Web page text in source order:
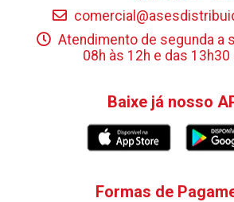
Atendimento de segunda a
08h às 12h e das 13h30
Baixe já nosso
Formas de